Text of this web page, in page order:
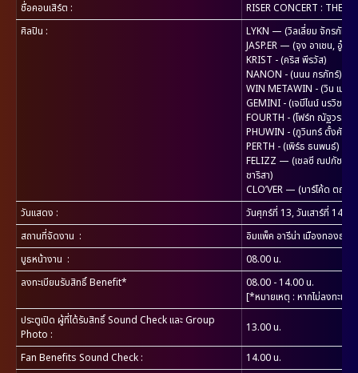
ชื่อคอนเสิร์ต :
RISER CONCERT : THE
ศิลปิน :
LYKN — (วิลเลี่ยม จักรภัทร,
JASP.ER — (จุง อาเชน, อู๋
KRIST - (คริส พีรวัส)
NANON - (นนน กรภัทร์)
WIN METAWIN - (วิน เมธวิ
GEMINI - (เจมีไนน์ นรวิชญ์)
FOURTH - (โฟร์ท ณัฐวรรธ
PHUWIN - (ภูวินทร์ ตั้งศักดิ์
PERTH - (เพิร์ธ ธนพนธ์)
FELIZZ — (เชลซี ณปภัช, แ
ชาริสา)
CLO’VER — (บาร์โค้ด ตฤณ
วันแสดง :
วันศุกร์ที่ 13, วันเสาร์ที่ 14 แ
สถานที่จัดงาน :
อิมแพ็ค อารีน่า เมืองทองธานี
บูธหน้างาน :
08.00 น.
ลงทะเบียนรับสิทธิ์ Benefit*
08.00 - 14.00 น.
[*หมายเหตุ : หากไม่ลงทะเบี
ประตูเปิด ผู้ที่ได้รับสิทธิ์ Sound Check และ Group
Photo :
13.00 น.
Fan Benefits Sound Check :
14.00 น.